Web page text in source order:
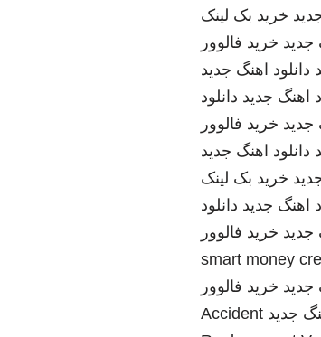
خرید بک لینک
جدید خرید فالوور
دانلود اهنگ جدید
اهنگ جدید دانلود
جدید خرید فالوور
دانلود اهنگ جدید
خرید بک لینک
اهنگ جدید دانلود
جدید خرید فالوور
smart money
جدید خرید فالوور
جدید Accident